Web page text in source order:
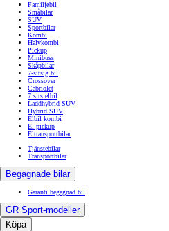
Familjebil
Småbilar
SUV
Sportbilar
Kombi
Halvkombi
Pickup
Minibuss
Skåpbilar
7-sitsig bil
Crossover
Cabriolet
7 sits elbil
Laddhybrid SUV
Hybrid SUV
Elbil kombi
El pickup
Eltransportbilar
Tjänstebilar
Transportbilar
Begagnade bilar
Garanti begagnad bil
GR Sport-modeller
Köpa